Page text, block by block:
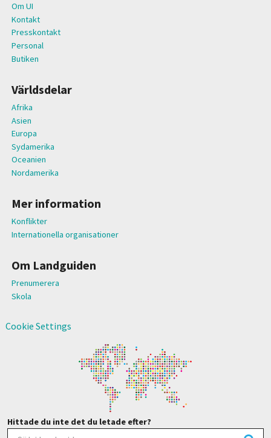
Om UI
Kontakt
Presskontakt
Personal
Butiken
Världsdelar
Afrika
Asien
Europa
Sydamerika
Oceanien
Nordamerika
Mer information
Konflikter
Internationella organisationer
Om Landguiden
Prenumerera
Skola
Cookie Settings
Hittade du inte det du letade efter?